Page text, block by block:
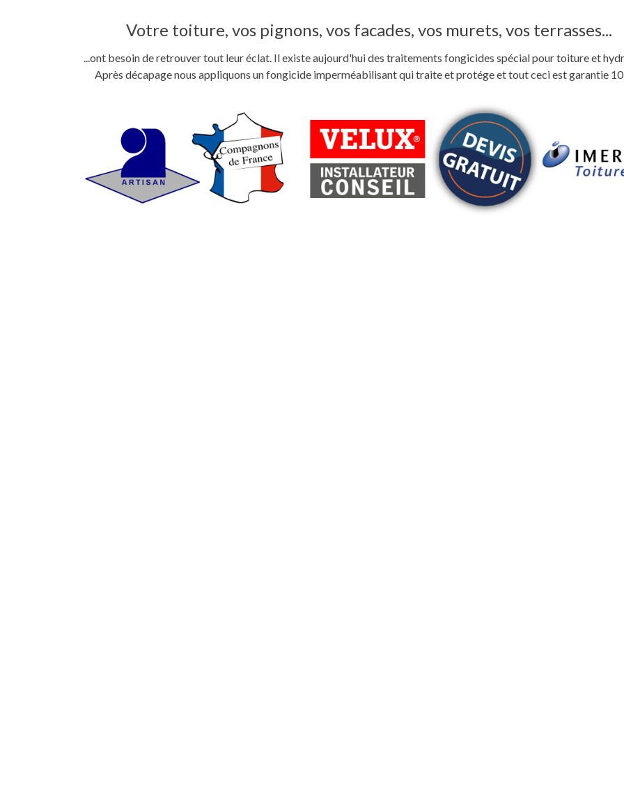
Votre toiture, vos pignons, vos facades, vos murets, vos terrasses...
...ont besoin de retrouver tout leur éclat. Il existe aujourd'hui des traitements fongicides spécial pour toiture et
Après décapage nous appliquons un fongicide imperméabilisant qui traite et protége et tout ceci est garantie 10